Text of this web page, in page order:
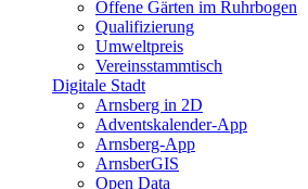
Offene Gärten im Ruhrbogen
Qualifizierung
Umweltpreis
Vereinsstammtisch
Digitale Stadt
Arnsberg in 2D
Adventskalender-App
Arnsberg-App
ArnsberGIS
Open Data